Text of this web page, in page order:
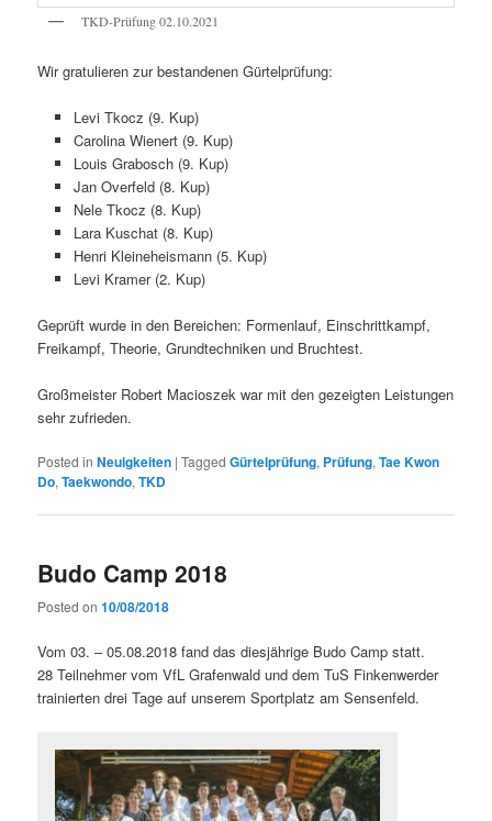
TKD-Prüfung 02.10.2021
Wir gratulieren zur bestandenen Gürtelprüfung:
Levi Tkocz (9. Kup)
Carolina Wienert (9. Kup)
Louis Grabosch (9. Kup)
Jan Overfeld (8. Kup)
Nele Tkocz (8. Kup)
Lara Kuschat (8. Kup)
Henri Kleineheismann (5. Kup)
Levi Kramer (2. Kup)
Geprüft wurde in den Bereichen: Formenlauf, Einschrittkampf,
Freikampf, Theorie, Grundtechniken und Bruchtest.
Großmeister Robert Macioszek war mit den gezeigten Leistungen
sehr zufrieden.
Posted in Neuigkeiten |Tagged Gürtelprüfung, Prüfung,Tae Kwon
Do,Taekwondo,TKD
Budo Camp 2018
Posted on10/08/2018
Vom 03. – 05.08.2018 fand das diesjährige Budo Camp statt.
28 Teilnehmer vom VfL Grafenwald und dem TuS Finkenwerder
trainierten drei Tage auf unserem Sportplatz am Sensenfeld.